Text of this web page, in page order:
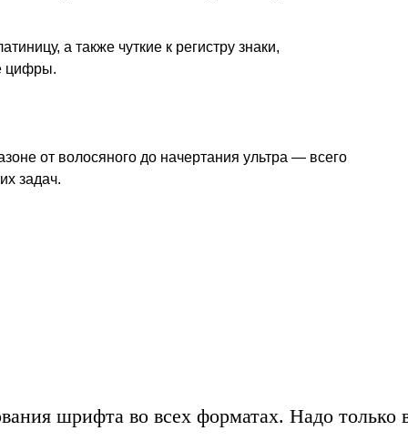
а также чуткие к регистру знаки,
цифры.
от волосяного до начертания ультра — всего
задач.
шрифта во всех форматах. Надо только